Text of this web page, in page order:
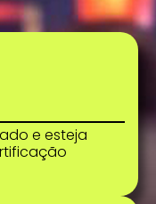
e esteja